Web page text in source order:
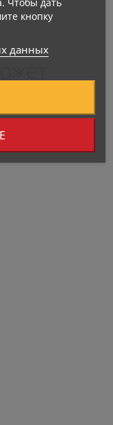
кнопку
данных